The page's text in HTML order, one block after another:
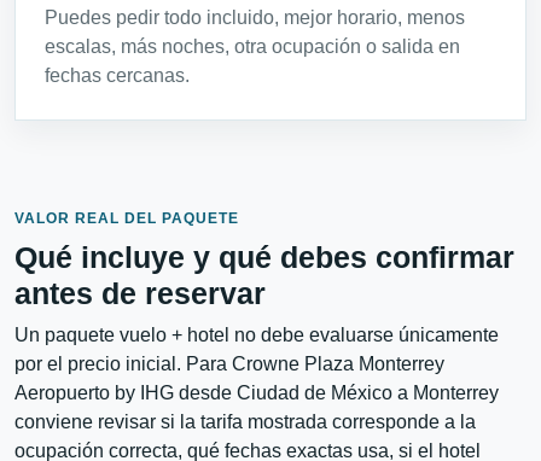
Puedes pedir todo incluido, mejor horario, menos
escalas, más noches, otra ocupación o salida en
fechas cercanas.
VALOR REAL DEL PAQUETE
Qué incluye y qué debes confirmar
antes de reservar
Un paquete vuelo + hotel no debe evaluarse únicamente
por el precio inicial. Para Crowne Plaza Monterrey
Aeropuerto by IHG desde Ciudad de México a Monterrey
conviene revisar si la tarifa mostrada corresponde a la
ocupación correcta, qué fechas exactas usa, si el hotel